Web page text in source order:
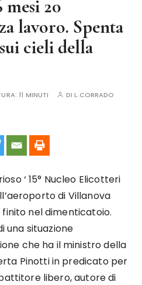
mesi 20
lavoro. Spenta
cieli della
11 MINUTI DIL.CORRADO
‘ 15° Nucleo Elicotteri
di Villanova
finito nel dimenticatoio.
una situazione
che ha il ministro della
Pinotti in predicato per
libero, autore di